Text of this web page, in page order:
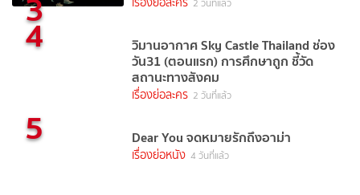
2 วันที่แล้ว
4 วิมานอากาศ Sky Castle Thailand ช่อง
วัน31 (ตอนแรก) การศึกษาถูก ชี้วัด
สถานะทางสังคม
เรื่องย่อละคร 2 วันที่แล้ว
5 Dear You จดหมายรักถึงอาม่า
เรื่องย่อหนัง 4 วันที่แล้ว